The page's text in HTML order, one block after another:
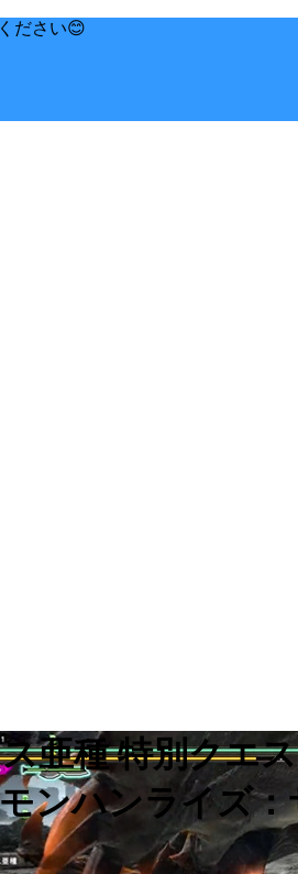
ださい😊
亜種 特別クエ
ンハンライズ：